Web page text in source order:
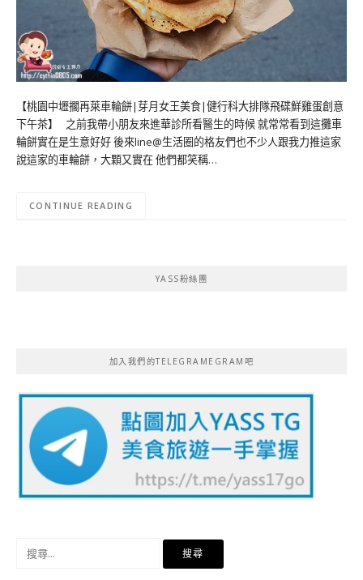
【桃園中壢擱再萊車輪餅|芽月女王美食|健行科大排隊飛碟鮮雞蛋創意
下午茶】 之前我帶小朋友來進華診所看醫生的時候 就常常看到這攤車
輪餅實在是生意好好 後來line@生活圈的格友們也不少人跟我力推這家
說這家的車輪餅，大顆又實在 他們都笑稱…
CONTINUE READING
YASS粉絲團
加入我們的TELEGRAMEGRAM吧